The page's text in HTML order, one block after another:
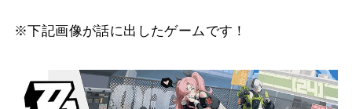
※下記画像が話に出したゲームです！